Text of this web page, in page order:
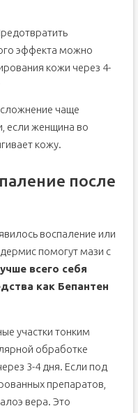
эффекта можно
кожи через 4-
чаще
если женщина во
кожу.
после
воспаление или
помогут мази с
всего себя
как Бепантен
участки тонким
обработке
3-4 дня. Если под
препаратов,
вера. Это